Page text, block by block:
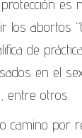
es
los abortos
de
en el
entre otros.
camino por